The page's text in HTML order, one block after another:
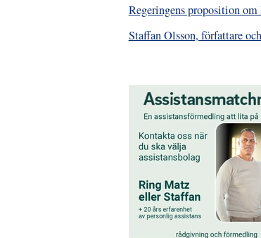
Regeringens proposition
Staffan Olsson, författare